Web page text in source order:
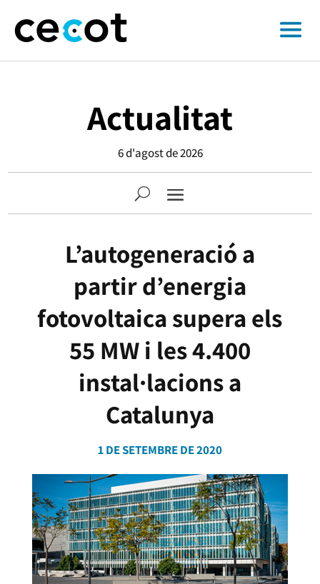
Actualitat
6 d'agost de 2026
L’autogeneració a
partir d’energia
fotovoltaica supera els
55 MW i les 4.400
instal·lacions a
Catalunya
1 DE SETEMBRE DE 2020